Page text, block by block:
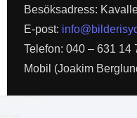
Besöksadress:
E-post:
Telefon: 040 – 631 14
Mobil (Joakim